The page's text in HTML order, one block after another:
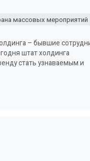
массовых мероприятий
– бывшие
штат холдинга
стать узнаваемым и